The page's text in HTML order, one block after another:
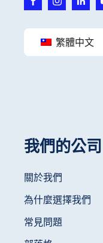
繁體中文
我們的公司
關於我們
為什麼選擇我們
常見問題